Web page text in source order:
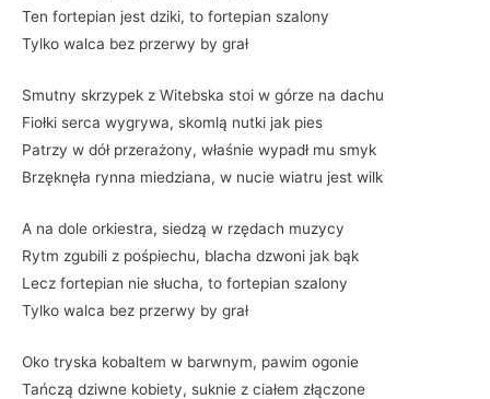
Ten fortepian jest dziki, to fortepian szalony
Tylko walca bez przerwy by grał
Smutny skrzypek z Witebska stoi w górze na dachu
Fiołki serca wygrywa, skomlą nutki jak pies
Patrzy w dół przerażony, właśnie wypadł mu smyk
Brzęknęła rynna miedziana, w nucie wiatru jest wilk
A na dole orkiestra, siedzą w rzędach muzycy
Rytm zgubili z pośpiechu, blacha dzwoni jak bąk
Lecz fortepian nie słucha, to fortepian szalony
Tylko walca bez przerwy by grał
Oko tryska kobaltem w barwnym, pawim ogonie
Tańczą dziwne kobiety, suknie z ciałem złączone